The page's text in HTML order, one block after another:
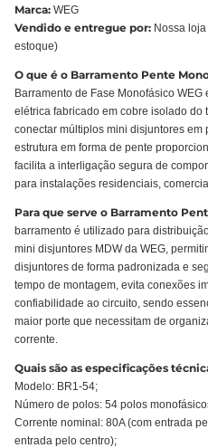
Marca: WEG
Vendido e entregue por: Nossa
estoque)
O que é o Barramento Pente
Barramento de Fase Monofásico
elétrica fabricado em cobre isolado
conectar múltiplos mini disjuntores
estrutura em forma de pente
facilita a interligação segura de
para instalações residenciais,
Para que serve o Barramento
barramento é utilizado para
mini disjuntores MDW da WEG,
disjuntores de forma padronizada e
tempo de montagem, evita conexões
confiabilidade ao circuito, sendo
maior porte que necessitam de
corrente.
Quais são as especificações
Modelo: BR1-54;
Número de polos: 54 polos
Corrente nominal: 80A (com entrada
entrada pelo centro);